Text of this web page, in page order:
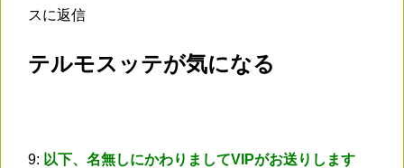
スに返信
テルモスッテが気になる
9: 以下、名無しにかわりましてVIPがお送りします